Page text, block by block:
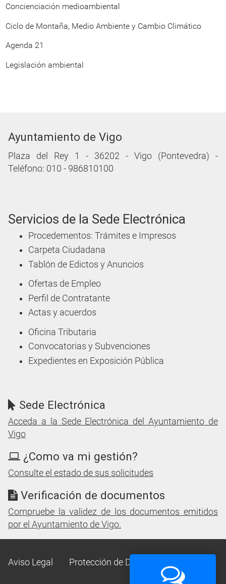
Concienciación medioambiental
Ciclo de Montaña, Medio Ambiente y Cambio Climático
Agenda 21
Legislación ambiental
Ayuntamiento de Vigo
Plaza del Rey 1 - 36202 - Vigo (Pontevedra) -
Teléfono: 010 - 986810100
Servicios de la Sede Electrónica
Procedementos: Trámites e Impresos
Carpeta Ciudadana
Tablón de Edictos y Anuncios
Ofertas de Empleo
Perfil de Contratante
Actas y acuerdos
Oficina Tributaria
Convocatorias y Subvenciones
Expedientes en Exposición Pública
Sede Electrónica
Acceda a la Sede Electrónica del Ayuntamiento de
Vigo
¿Como va mi gestión?
Consulte el estado de sus solicitudes
Verificación de documentos
Compruebe la validez de los documentos emitidos
por el Ayuntamiento de Vigo.
Aviso Legal Protección de Datos